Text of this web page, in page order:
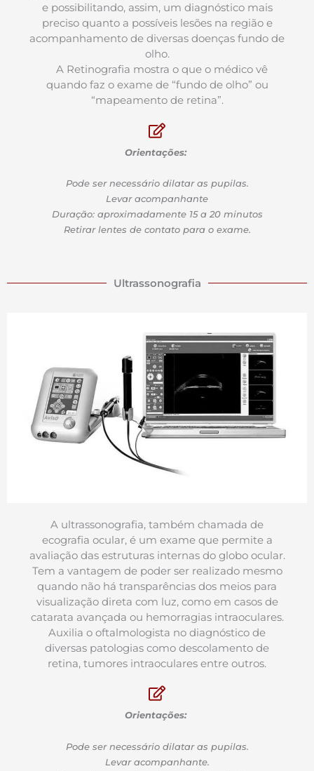
e possibilitando, assim, um diagnóstico mais
preciso quanto a possíveis lesões na região e
acompanhamento de diversas doenças fundo de
olho.
A Retinografia mostra o que o médico vê
quando faz o exame de “fundo de olho” ou
“mapeamento de retina”.
Orientações:
Pode ser necessário dilatar as pupilas.
Levar acompanhante
Duração: aproximadamente 15 a 20 minutos
Retirar lentes de contato para o exame.
Ultrassonografia
A ultrassonografia, também chamada de
ecografia ocular, é um exame que permite a
avaliação das estruturas internas do globo ocular.
Tem a vantagem de poder ser realizado mesmo
quando não há transparências dos meios para
visualização direta com luz, como em casos de
catarata avançada ou hemorragias intraoculares.
Auxilia o oftalmologista no diagnóstico de
diversas patologias como descolamento de
retina, tumores intraoculares entre outros.
Orientações:
Pode ser necessário dilatar as pupilas.
Levar acompanhante.